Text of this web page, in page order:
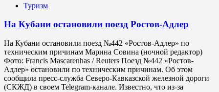
Туризм
На Кубани остановили поезд Ростов-Адлер
На Кубани остановили поезд №442 «Ростов-Адлер» по
техническим причинам Марина Совина (ночной редактор)
Фото: Francis Mascarenhas / Reuters Поезд №442 «Ростов-
Адлер» остановили по техническим причинам. Об этом
сообщила пресс-служба Северо-Кавказской железной дороги
(СКЖД) в своем Telegram-канале. Известно, что из-за